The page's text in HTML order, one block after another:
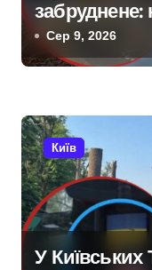
п
и
с
і
в
потрапили у
російської
Сер 9, 2026
Київ
У Київських